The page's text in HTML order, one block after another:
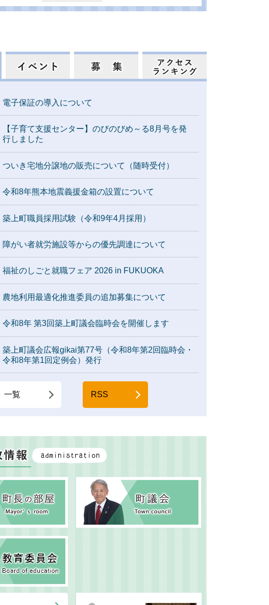
電子保証の導入について
【子育て支援センター】のびのびめ～る8月号を発
行しました
ついき宅地分譲地の販売について（随時受付）
令和8年熊本地震義援金箱の設置について
築上町職員採用試験（令和9年4月採用）
障がい者就労施設等からの優先調達について
福祉のしごと就職フェア 2026 in FUKUOKA
農地利用最適化推進委員の追加募集について
令和8年 第3回築上町議会臨時会を開催します
築上町議会広報gikai第77号（令和8年第2回臨時会・
令和8年第1回定例会）発行
一覧 RSS